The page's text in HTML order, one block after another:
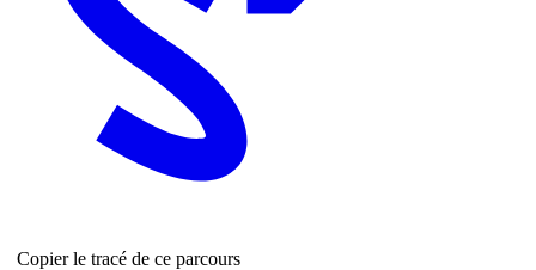
Copier le tracé de ce parcours